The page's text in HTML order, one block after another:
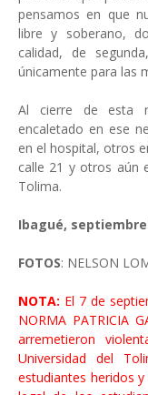
pensamos en que
libre y soberano,
calidad, de
únicamente para las
Al cierre de esta
encaletado en ese
en el hospital, otros
calle 21 y otros aún
Tolima.
Ibagué, septiembre
FOTOS: NELSON
NOTA: El 7 de
NORMA PATRICIA
arremetieron
Universidad del
estudiantes heridos